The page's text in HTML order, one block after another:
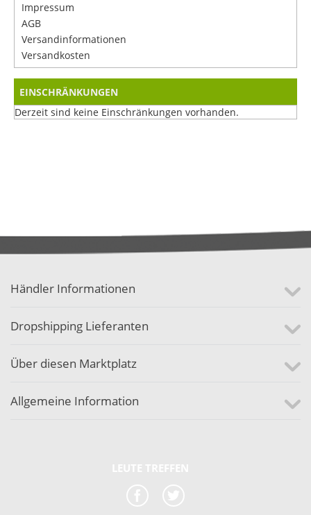
Impressum
AGB
Versandinformationen
Versandkosten
EINSCHRÄNKUNGEN
Derzeit sind keine Einschränkungen vorhanden.
Händler Informationen
Dropshipping Lieferanten
Über diesen Marktplatz
Allgemeine Information